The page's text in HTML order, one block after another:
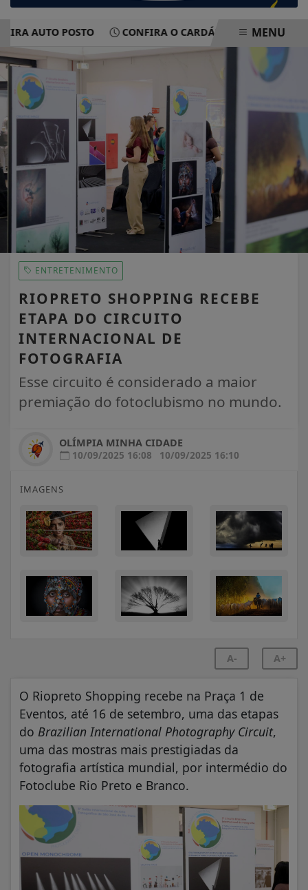
POSTO CONFIRA O CARDÁPIO DO DIA DO
EM ALTA
MENU
ENTRETENIMENTO
RIOPRETO SHOPPING RECEBE
ETAPA DO CIRCUITO
INTERNACIONAL DE
FOTOGRAFIA
Esse circuito é considerado a maior
premiação do fotoclubismo no mundo.
OLÍMPIA MINHA CIDADE
10/09/2025 16:08
10/09/2025 16:10
IMAGENS
A- A+
O Riopreto Shopping recebe na Praça 1 de
Eventos, até 16 de setembro, uma das etapas
do Brazilian International Photography Circuit,
uma das mostras mais prestigiadas da
fotografia artística mundial, por intermédio do
Fotoclube Rio Preto e Branco.